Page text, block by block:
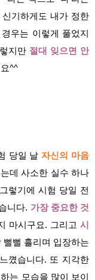
기하게도 내가 정한
우는 이렇게 풀었지
지만 절대 잊으면 안
^^
당일 날자신의 마음
데 사소한 실수 하나
렇기에 시험 당일 전
니다. 가장 중요한 것
마시구요. 그리고 시
뻘뻘 흘리며 입장하는
꼈습니다. 또 지각한
는 모습을 많이 보이